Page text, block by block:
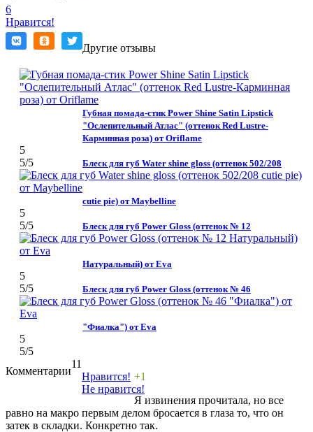
6
Нравится!
Другие отзывы
Губная помада-стик Power Shine Satin Lipstick
"Ослепительный Атлас" (оттенок Red Lustre-
Карминная роза) от Oriflame
5
5/5 Блеск для губ Water shine gloss (оттенок 502/208
cutie pie) от Maybelline
5
5/5 Блеск для губ Power Gloss (оттенок № 12
Натуральный) от Eva
5
5/5 Блеск для губ Power Gloss (оттенок № 46
"Фиалка") от Eva
5
5/5
Комментарии
11
Нравится!
Не нравится!
+1
Я извинения прочитала, но все
равно на макро первым делом бросается в глаза то, что он
затек в складки. Конкретно так.